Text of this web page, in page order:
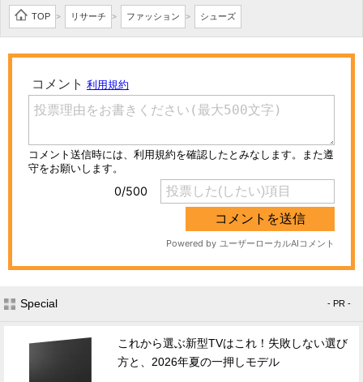
TOP > リサーチ > ファッション > シューズ
Special - PR -
これから選ぶ新型TVはこれ！失敗しない選び
方と、2026年夏の一押しモデル